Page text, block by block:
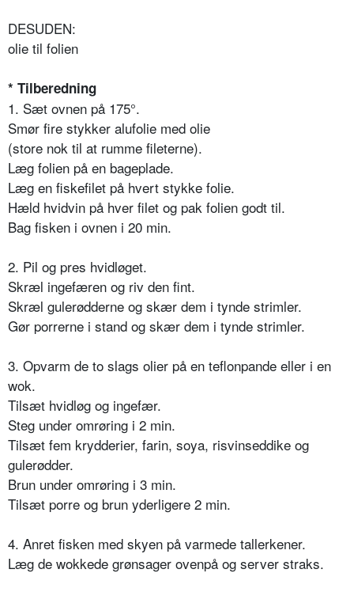
DESUDEN:
olie til folien
* Tilberedning
1. Sæt ovnen på 175°.
Smør fire stykker alufolie med olie
(store nok til at rumme fileterne).
Læg folien på en bageplade.
Læg en fiskefilet på hvert stykke folie.
Hæld hvidvin på hver filet og pak folien godt til.
Bag fisken i ovnen i 20 min.
2. Pil og pres hvidløget.
Skræl ingefæren og riv den fint.
Skræl gulerødderne og skær dem i tynde strimler.
Gør porrerne i stand og skær dem i tynde strimler.
3. Opvarm de to slags olier på en teflonpande eller i en
wok.
Tilsæt hvidløg og ingefær.
Steg under omrøring i 2 min.
Tilsæt fem krydderier, farin, soya, risvinseddike og
gulerødder.
Brun under omrøring i 3 min.
Tilsæt porre og brun yderligere 2 min.
4. Anret fisken med skyen på varmede tallerkener.
Læg de wokkede grønsager ovenpå og server straks.